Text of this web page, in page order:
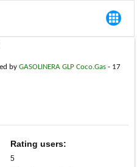
byGASOLINERA GLP Coco.Gas - 17
Rating users:
5